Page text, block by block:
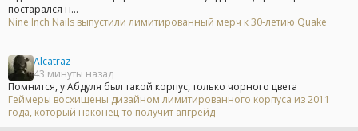
постарался н...
Nine Inch Nails выпустили лимитированный мерч к 30-летию Quake
Alcatraz
43 минуты назад
Помнится, у Абдуля был такой корпус, только чорного цвета
Геймеры восхищены дизайном лимитированного корпуса из 2011
года, который наконец-то получит апгрейд